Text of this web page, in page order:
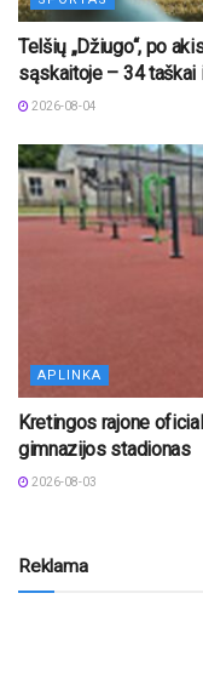
Telšių „Džiugo“, po
sąskaitoje – 34 taškai
2026-08-04
APLINKA
Kretingos rajone
gimnazijos stadionas
2026-08-03
Reklama